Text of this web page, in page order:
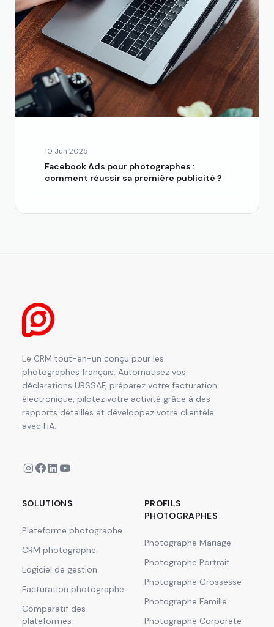
10 Jun 2025
Facebook Ads pour photographes :
comment réussir sa première publicité ?
Le CRM tout-en-un conçu pour les
photographes français. Automatisez vos
déclarations URSSAF, préparez votre facturation
électronique, pilotez votre activité grâce à des
rapports détaillés et développez votre clientèle
avec l'IA.
SOLUTIONS
Plateforme photographe
CRM photographe
Logiciel de gestion
Facturation photographe
Comparatif des
plateformes
PROFILS
PHOTOGRAPHES
Photographe Mariage
Photographe Portrait
Photographe Grossesse
Photographe Famille
Photographe Corporate